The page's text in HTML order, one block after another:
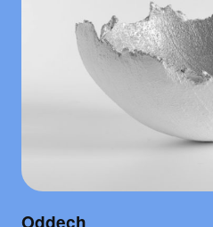
Oddech